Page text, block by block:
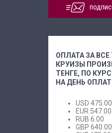
ОПЛАТА ЗА ВСЕ
КРУИЗЫ
ТЕНГЕ, ПО
НА ДЕНЬ
USD 475.00
EUR 547.00
RUB 6.00
GBP 640.00